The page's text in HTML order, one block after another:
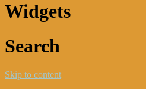
Widgets
Search
Skip to content